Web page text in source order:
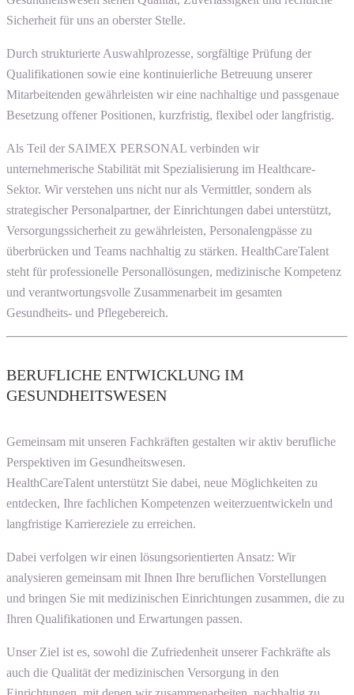
Sicherheit für uns an oberster Stelle.
Durch strukturierte Auswahlprozesse, sorgfältige Prüfung der
Qualifikationen sowie eine kontinuierliche Betreuung unserer
Mitarbeitenden gewährleisten wir eine nachhaltige und passgenaue
Besetzung offener Positionen, kurzfristig, flexibel oder langfristig.
Als Teil der SAIMEX PERSONAL verbinden wir
unternehmerische Stabilität mit Spezialisierung im Healthcare-
Sektor. Wir verstehen uns nicht nur als Vermittler, sondern als
strategischer Personalpartner, der Einrichtungen dabei unterstützt,
Versorgungssicherheit zu gewährleisten, Personalengpässe zu
überbrücken und Teams nachhaltig zu stärken. HealthCareTalent
steht für professionelle Personallösungen, medizinische Kompetenz
und verantwortungsvolle Zusammenarbeit im gesamten
Gesundheits- und Pflegebereich.
BERUFLICHE ENTWICKLUNG IM
GESUNDHEITSWESEN
Gemeinsam mit unseren Fachkräften gestalten wir aktiv berufliche
Perspektiven im Gesundheitswesen.
HealthCareTalent unterstützt Sie dabei, neue Möglichkeiten zu
entdecken, Ihre fachlichen Kompetenzen weiterzuentwickeln und
langfristige Karriereziele zu erreichen.
Dabei verfolgen wir einen lösungsorientierten Ansatz: Wir
analysieren gemeinsam mit Ihnen Ihre beruflichen Vorstellungen
und bringen Sie mit medizinischen Einrichtungen zusammen, die zu
Ihren Qualifikationen und Erwartungen passen.
Unser Ziel ist es, sowohl die Zufriedenheit unserer Fachkräfte als
auch die Qualität der medizinischen Versorgung in den